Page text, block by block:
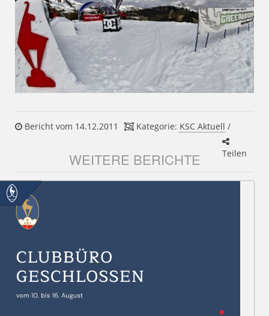
Bericht vom 14.12.2011 Kategorie: KSC Aktuell /
Teilen
WEITERE BERICHTE